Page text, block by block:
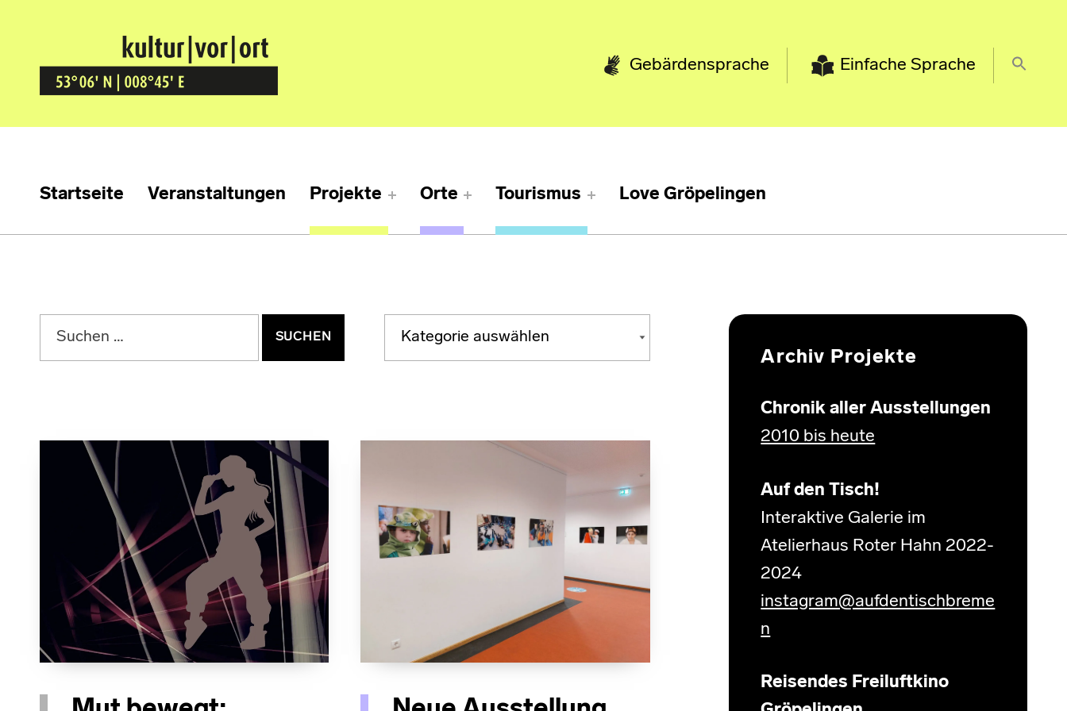
Kultur Vor Ort
BREMEN GRÖPELINGEN Gebärdensprache Einfache Sprache
Startseite Veranstaltungen Projekte Orte Tourismus Love Gröpelingen
Suchen nach:
KATEGORIEN
Kategorien
Archiv Projekte
Chronik aller Ausstellungen
2010 bis heute
Auf den Tisch!
Interaktive Galerie im
Atelierhaus Roter Hahn 2022-
2024
instagram@aufdentischbreme
n
Reisendes Freiluftkino